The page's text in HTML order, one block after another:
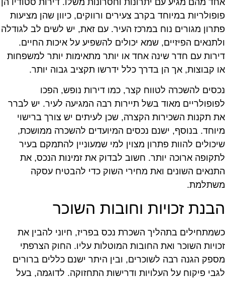
במיוחד בקרב צעירים ורווקים, כיוון שהן מציעות
מגורים נוח במרכז העיר. עם זאת, יש לשים לב לגודלה
הפיזיים, שמא יכולים להשפיע על איכות החיים.
עם חדר שינה אחד או יותר מתאימות יותר למשפחות
קבוצות, אך הן בדרך כלל ידרשו תקציב גבוה יותר.
להשכרה לטווח קצר, כמו דירות נופש, הפכו
מאוד בשל תיירות רבה המגיעה לעיר. יש לברר
תקנות השכירות הקצרה, שכן לעיתים יש צורך ברישוי
בנוסף, ישנם נכסים המיועדים להשכרה ממושכת,
להוות פתרון מצוין למי שמעוניין להתמקם בעיר
ארוכה יותר. חשוב לבדוק את זמינות הנכס, את
השונים ואת מחירי השוק כדי להבטיח עסקה
זכויות וחובות השוכר
בתהליך השכרת נכס בפריז, חיוני להבין את
השוכר ואת החובות המוטלות עליו. החוק הצרפתי
הגנה רבה לשוכרים, ובין היתר ישנם כללים ברורים
פיקוח על העלויות ודרישות התחזוקה. לדוגמה, בעל